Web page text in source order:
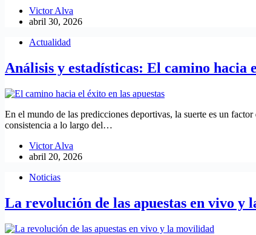
Victor Alva
abril 30, 2026
Actualidad
Análisis y estadísticas: El camino hacia
En el mundo de las predicciones deportivas, la suerte es un
consistencia a lo largo del…
Victor Alva
abril 20, 2026
Noticias
La revolución de las apuestas en vivo y